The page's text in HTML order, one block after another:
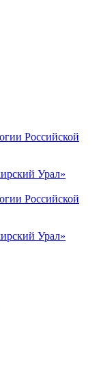
Российской
Урал»
Российской
Урал»